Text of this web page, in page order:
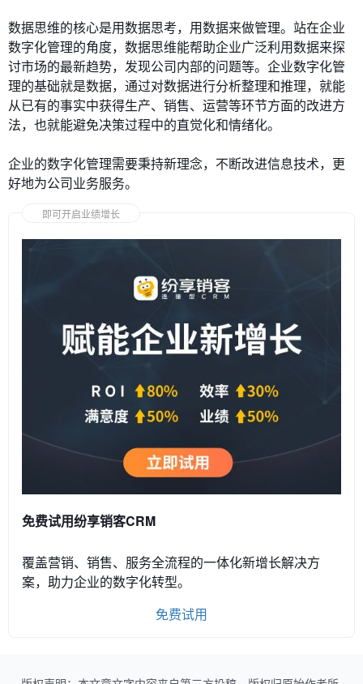
数据思维的核心是用数据思考，用数据来做管理。站在企业
数字化管理的角度，数据思维能帮助企业广泛利用数据来探
讨市场的最新趋势，发现公司内部的问题等。企业数字化管
理的基础就是数据，通过对数据进行分析整理和推理，就能
从已有的事实中获得生产、销售、运营等环节方面的改进方
法，也就能避免决策过程中的直觉化和情绪化。
企业的数字化管理需要秉持新理念，不断改进信息技术，更
好地为公司业务服务。
即可开启业绩增长
免费试用纷享销客CRM
覆盖营销、销售、服务全流程的一体化新增长解决方
案，助力企业的数字化转型。
免费试用